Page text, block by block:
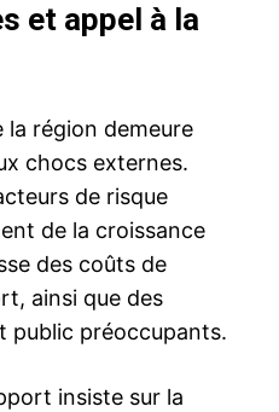
et appel à la
la région demeure
chocs externes.
de risque
de la croissance
des coûts de
ainsi que des
public préoccupants.
insiste sur la